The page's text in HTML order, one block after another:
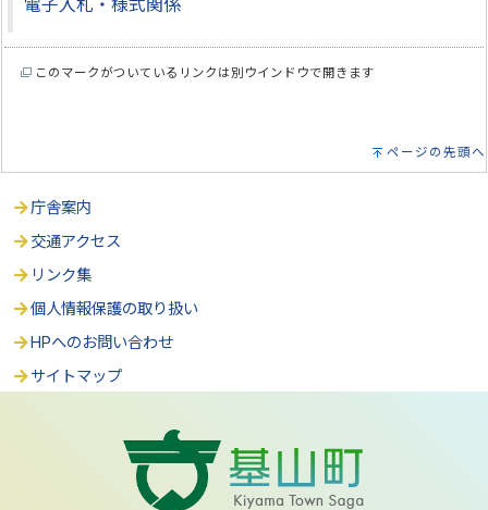
電子入札・様式関係
このマークがついているリンクは別ウインドウで開きます
ページの先頭へ
庁舎案内
交通アクセス
リンク集
個人情報保護の取り扱い
HPへのお問い合わせ
サイトマップ